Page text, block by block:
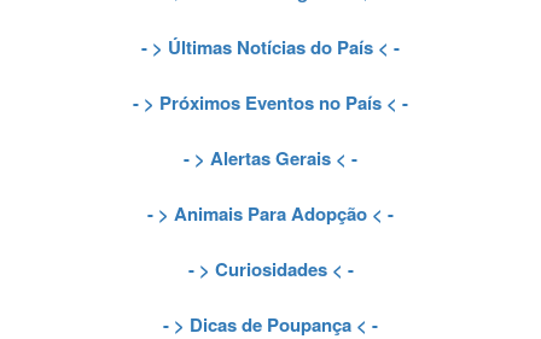
- > Últimas Notícias do País < -
- > Próximos Eventos no País < -
- > Alertas Gerais < -
- > Animais Para Adopção < -
- > Curiosidades< -
- > Dicas de Poupança < -